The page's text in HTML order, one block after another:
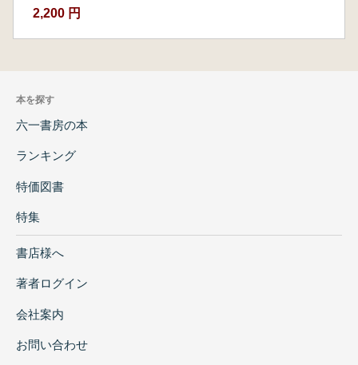
2,200 円
本を探す
六一書房の本
ランキング
特価図書
特集
書店様へ
著者ログイン
会社案内
お問い合わせ